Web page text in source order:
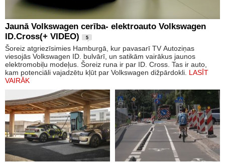
Jaunā Volkswagen cerība- elektroauto Volkswagen
ID.Cross(+ VIDEO)
5
Šoreiz atgriezīsimies Hamburgā, kur pavasarī TV Autoziņas
viesojās Volkswagen ID. bulvārī, un satikām vairākus jaunos
elektromobiļu modeļus. Šoreiz runa ir par ID. Cross. Tas ir auto,
kam potenciāli vajadzētu kļūt par Volkswagen dižpārdokli. LASĪT
VAIRĀK